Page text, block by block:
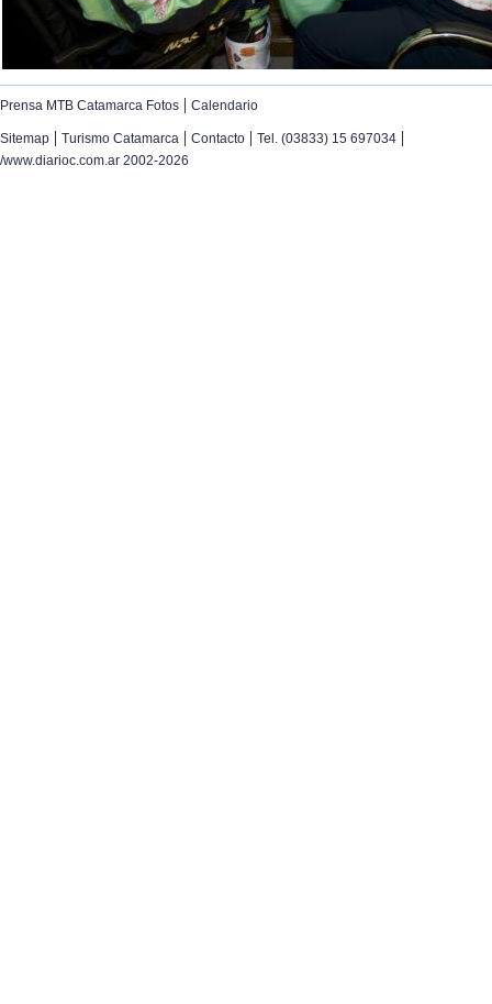
Prensa MTB Catamarca Fotos | Calendario
Sitemap | Turismo Catamarca | Contacto | Tel. (03833) 15 697034 |
/www.diarioc.com.ar 2002-2026